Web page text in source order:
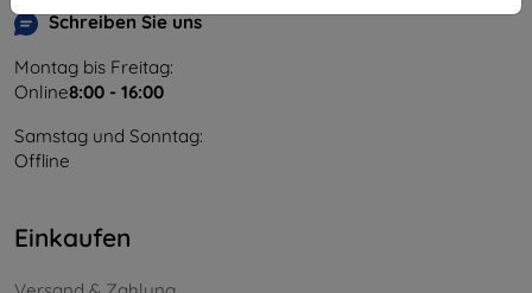
Schreiben Sie uns
Montag bis Freitag:
Online8:00 - 16:00
Samstag und Sonntag:
Offline
Einkaufen